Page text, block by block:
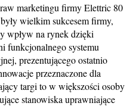
marketingu firmy Elettric 80
wielkim sukcesem firmy,
wpływ na rynek dzięki
funkcjonalnego systemu
prezentującego ostatnio
przeznaczone dla
targi to w większości osoby
stanowiska uprawniające